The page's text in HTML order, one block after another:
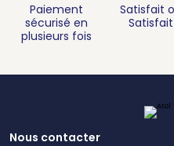
Paiement
sécurisé en
plusieurs fois
Satisfait
Satisfait
Nous contacter